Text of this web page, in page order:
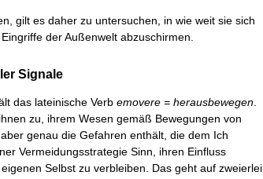
gilt es daher zu untersuchen, in wie weit sie sich
der Außenwelt abzuschirmen.
Signale
das lateinische Verbemovere = herausbewegen.
zu, ihrem Wesen gemäß Bewegungen von
genau die Gefahren enthält, die dem Ich
Vermeidungsstrategie Sinn, ihren Einfluss
Selbst zu verbleiben. Das geht auf zweierlei